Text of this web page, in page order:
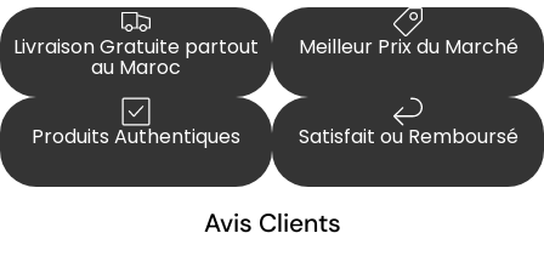
Livraison Gratuite partout
au Maroc
Meilleur Prix du Marché
Produits Authentiques Satisfait ou Remboursé
Avis Clients